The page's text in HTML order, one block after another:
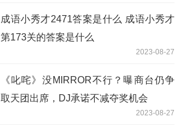
成语小秀才2471答案是什么 成语小秀才
第173关的答案是什么
2023-08-27
《叱咤》没MIRROR不行？曝商台仍争
取天团出席，DJ承诺不减夺奖机会
2023-08-27